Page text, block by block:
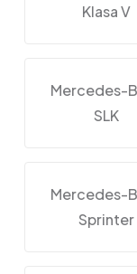
Klasa V
Mercedes-
SLK
Mercedes-
Sprinter